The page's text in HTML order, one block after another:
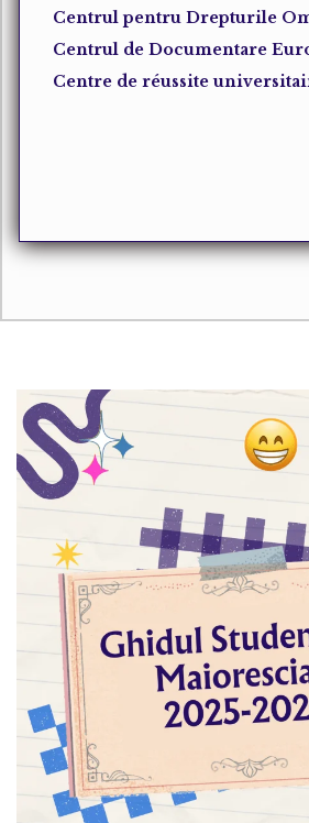
Centrul pentru Drepturile
Centrul de Documentare
Centre de réussite